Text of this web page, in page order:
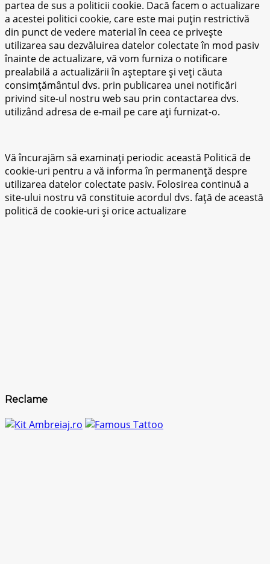
partea de sus a politicii cookie. Dacă facem o actualizare
a acestei politici cookie, care este mai puțin restrictivă
din punct de vedere material în ceea ce privește
utilizarea sau dezvăluirea datelor colectate în mod pasiv
înainte de actualizare, vă vom furniza o notificare
prealabilă a actualizării în așteptare și veți căuta
consimțământul dvs. prin publicarea unei notificări
privind site-ul nostru web sau prin contactarea dvs.
utilizând adresa de e-mail pe care ați furnizat-o.
Vă încurajăm să examinați periodic această Politică de
cookie-uri pentru a vă informa în permanență despre
utilizarea datelor colectate pasiv. Folosirea continuă a
site-ului nostru vă constituie acordul dvs. față de această
politică de cookie-uri și orice actualizare
Reclame